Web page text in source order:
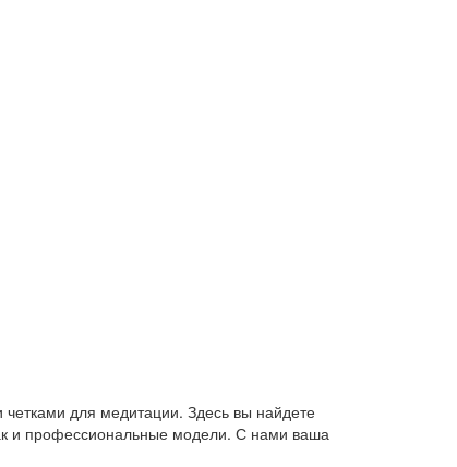
для медитации. Здесь вы найдете
и профессиональные модели. С нами ваша